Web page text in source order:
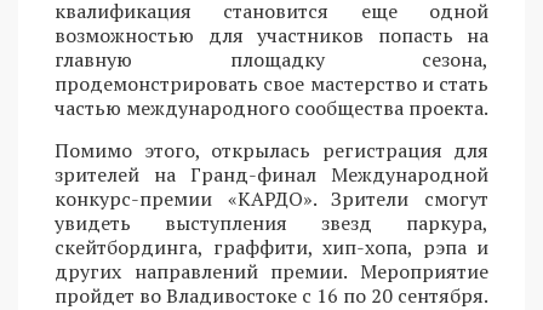
квалификация становится еще одной
возможностью для участников попасть на
главную площадку сезона,
продемонстрировать свое мастерство и стать
частью международного сообщества проекта.
Помимо этого, открылась регистрация для
зрителей на Гранд-финал Международной
конкурс-премии «КАРДО». Зрители смогут
увидеть выступления звезд паркура,
скейтбординга, граффити, хип-хопа, рэпа и
других направлений премии. Мероприятие
пройдет во Владивостоке с 16 по 20 сентября.